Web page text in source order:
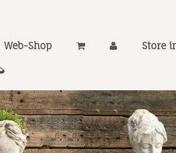
Web-Shop Store